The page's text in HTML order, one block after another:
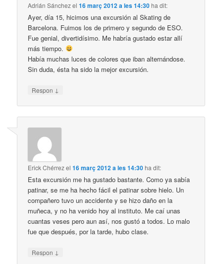
Adrián Sánchezel16 març 2012 a les 14:30ha dit:
Ayer, día 15, hicimos una excursión al Skating de
Barcelona. Fuimos los de primero y segundo de ESO.
Fue genial, divertidísimo. Me habría gustado estar allí
más tiempo.
Había muchas luces de colores que iban alternándose.
Sin duda, ésta ha sido la mejor excursión.
Respon ↓
Erick Chérrezel16 març 2012 a les 14:30ha dit:
Esta excursión me ha gustado bastante. Como ya sabía
patinar, se me ha hecho fácil el patinar sobre hielo. Un
compañero tuvo un accidente y se hizo daño en la
muñeca, y no ha venido hoy al instituto. Me caí unas
cuantas veses pero aun así, nos gustó a todos. Lo malo
fue que después, por la tarde, hubo clase.
Respon ↓